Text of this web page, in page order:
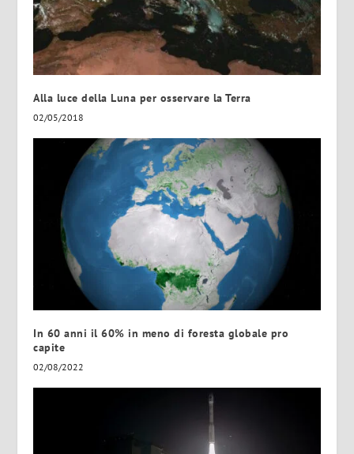
Alla luce della Luna per osservare la Terra
02/05/2018
In 60 anni il 60% in meno di foresta globale pro
capite
02/08/2022